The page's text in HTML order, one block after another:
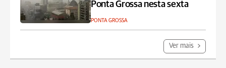
Ponta Grossa nesta sexta
PONTA GROSSA
Ver mais